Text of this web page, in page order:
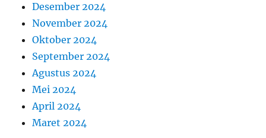
Desember 2024
November 2024
Oktober 2024
September 2024
Agustus 2024
Mei 2024
April 2024
Maret 2024